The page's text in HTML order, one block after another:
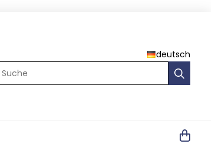
deutsch
Suche